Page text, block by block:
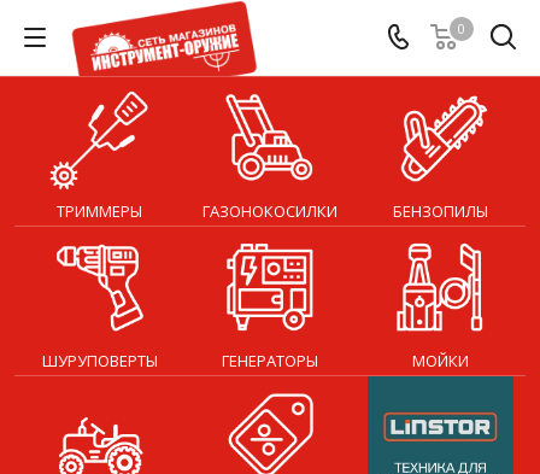
0
ТРИММЕРЫ ГАЗОНОКОСИЛКИ БЕНЗОПИЛЫ
ШУРУПОВЕРТЫ ГЕНЕРАТОРЫ МОЙКИ